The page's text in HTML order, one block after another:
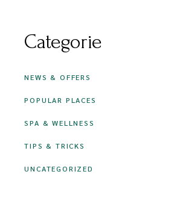
Categorie
NEWS & OFFERS
POPULAR PLACES
SPA & WELLNESS
TIPS & TRICKS
UNCATEGORIZED